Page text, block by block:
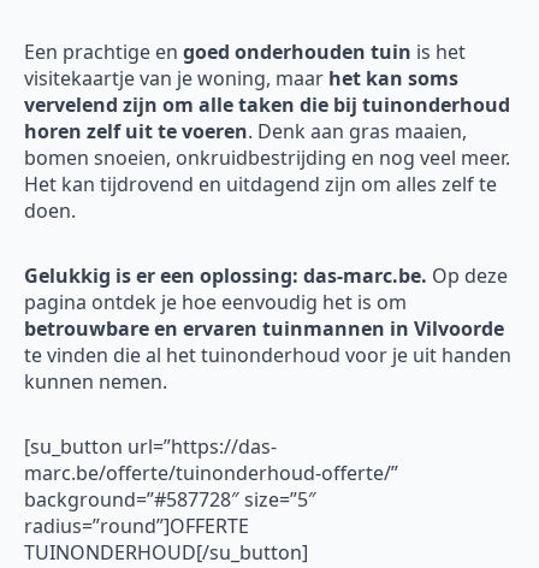
Een prachtige en goed onderhouden tuin is het
visitekaartje van je woning, maar het kan soms
vervelend zijn om alle taken die bij tuinonderhoud
horen zelf uit te voeren. Denk aan gras maaien,
bomen snoeien, onkruidbestrijding en nog veel meer.
Het kan tijdrovend en uitdagend zijn om alles zelf te
doen.
Gelukkig is er een oplossing: das-marc.be. Op deze
pagina ontdek je hoe eenvoudig het is om
betrouwbare en ervaren tuinmannen in Vilvoorde
te vinden die al het tuinonderhoud voor je uit handen
kunnen nemen.
[su_button url=”https://das-
marc.be/offerte/tuinonderhoud-offerte/”
background=”#587728″ size=”5″
radius=”round”]OFFERTE
TUINONDERHOUD[/su_button]